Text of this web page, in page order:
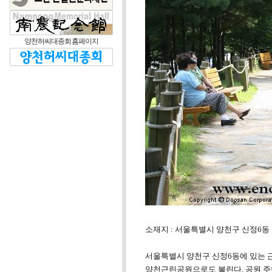
양천허씨대종회 홈페이지
소재지 : 서울특별시 양천구 신정6동
서울특별시 양천구 신정6동에 있는
양천근린공원으로도 불린다. 공원